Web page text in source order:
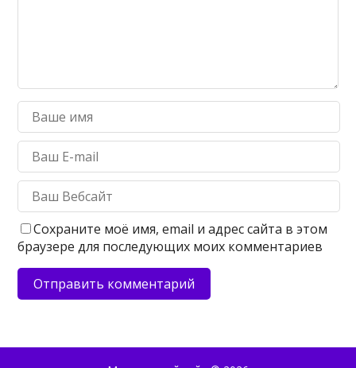
Сохраните моё имя, email и адрес сайта в этом
браузере для последующих моих комментариев